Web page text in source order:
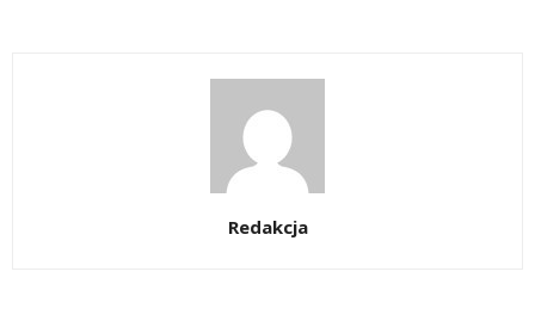
Redakcja